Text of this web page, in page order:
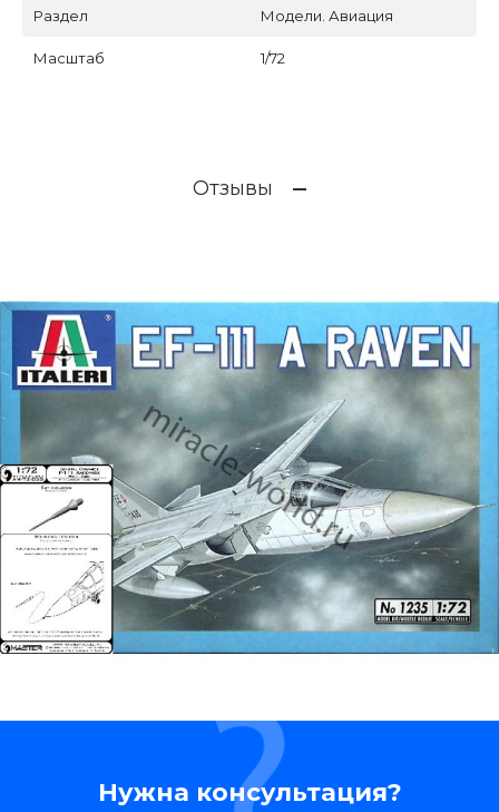
Раздел Модели. Авиация
Масштаб 1/72
Отзывы
Нужна консультация?